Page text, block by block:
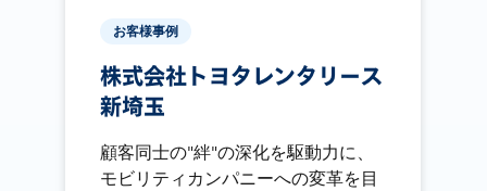
お客様事例
株式会社トヨタレンタリース
新埼玉
顧客同士の"絆"の深化を駆動力に、
モビリティカンパニーへの変革を目